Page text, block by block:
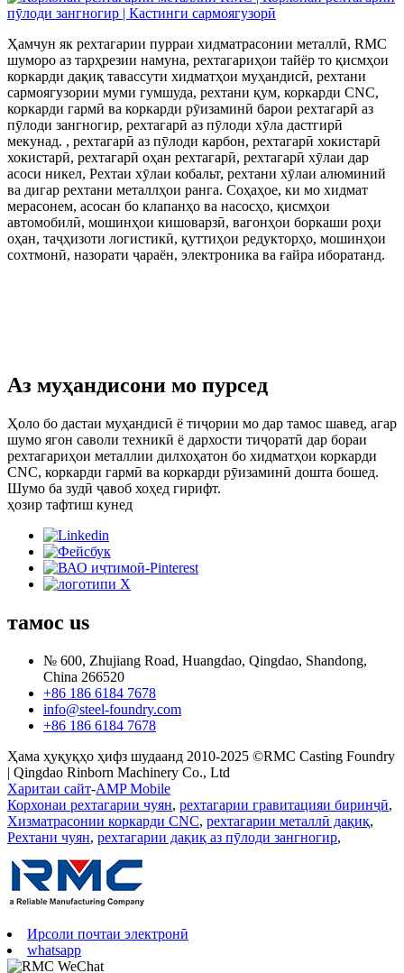
Ҳамчун як рехтагарии пурраи хидматрасонии металлӣ, RMC
шуморо аз тарҳрезии намуна, рехтагариҳои тайёр то қисмҳои
коркарди дақиқ тавассути хидматҳои муҳандисӣ, рехтани
сармоягузории муми гумшуда, рехтани қум, коркарди CNC,
коркарди гармӣ ва коркарди рӯизаминӣ барои рехтагарӣ аз
пӯлоди зангногир, рехтагарӣ аз пӯлоди хӯла дастгирӣ
мекунад. , рехтагарӣ аз пӯлоди карбон, рехтагарӣ хокистарӣ
хокистарӣ, рехтагарӣ оҳан рехтагарӣ, рехтагарӣ хӯлаи дар
асоси никел, Рехтаи хӯлаи кобальт, рехтани хӯлаи алюминий
ва дигар рехтани металлҳои ранга. Соҳаҳое, ки мо хидмат
мерасонем, асосан бо клапанҳо ва насосҳо, қисмҳои
автомобилӣ, мошинҳои кишоварзӣ, вагонҳои боркаши роҳи
оҳан, таҷҳизоти логистикӣ, қуттиҳои редукторҳо, мошинҳои
сохтмонӣ, назорати ҷараён, электроника ва ғайра иборатанд.
Аз муҳандисони мо пурсед
Ҳоло бо дастаи муҳандисӣ ё тиҷории мо дар тамос шавед, агар
шумо ягон саволи техникӣ ё дархости тиҷоратӣ дар бораи
рехтагариҳои металлии дилхоҳатон бо хидматҳои коркарди
CNC, коркарди гармӣ ва коркарди рӯизаминӣ дошта бошед.
Шумо ба зудӣ ҷавоб хоҳед гирифт.
ҳозир тафтиш кунед
тамос us
№ 600, Zhujiang Road, Huangdao, Qingdao, Shandong,
China 266520
+86 186 6184 7678
info@steel-foundry.com
+86 186 6184 7678
Ҳама ҳуқуқҳо ҳифз шудаанд 2010-2025 ©RMC Casting Foundry
| Qingdao Rinborn Machinery Co., Ltd
Харитаи сайт-AMP Mobile
Корхонаи рехтагарии чуян, рехтагарии гравитацияи биринҷӣ,
Хизматрасонии коркарди CNC, рехтагарии металлӣ дақиқ,
Рехтани чуян, рехтагарии дақиқ аз пӯлоди зангногир,
Ирсоли почтаи электронӣ
whatsapp